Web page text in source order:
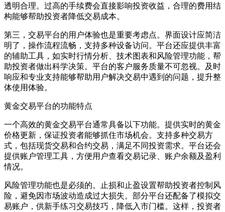
透明合理。过高的手续费会直接影响投资收益，合理的费用结
构能够帮助投资者降低交易成本。
第三，交易平台的用户体验也是重要考虑点。界面设计应简洁
明了，操作流程流畅，支持多种设备访问。平台还应提供丰富
的辅助工具，如实时行情分析、技术图表和风险管理功能，帮
助投资者做出科学决策。平台的客户服务质量不可忽视。及时
响应和专业支持能够帮助用户解决交易中遇到的问题，提升整
体使用体验。
黄金交易平台的功能特点
一个高效的黄金交易平台通常具备以下功能。提供实时的黄金
价格更新，保证投资者能够抓住市场机会。支持多种交易方
式，包括现货交易和合约交易，满足不同投资需求。平台还会
提供账户管理工具，方便用户查看交易记录、账户余额及盈利
情况。
风险管理功能也是必须的。止损和止盈设置帮助投资者控制风
险，避免因市场波动造成过大损失。部分平台还配备了模拟交
易账户，供新手练习交易技巧，降低入市门槛。这样，投资者